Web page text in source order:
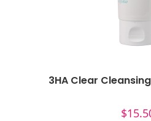
3HA Clear
$